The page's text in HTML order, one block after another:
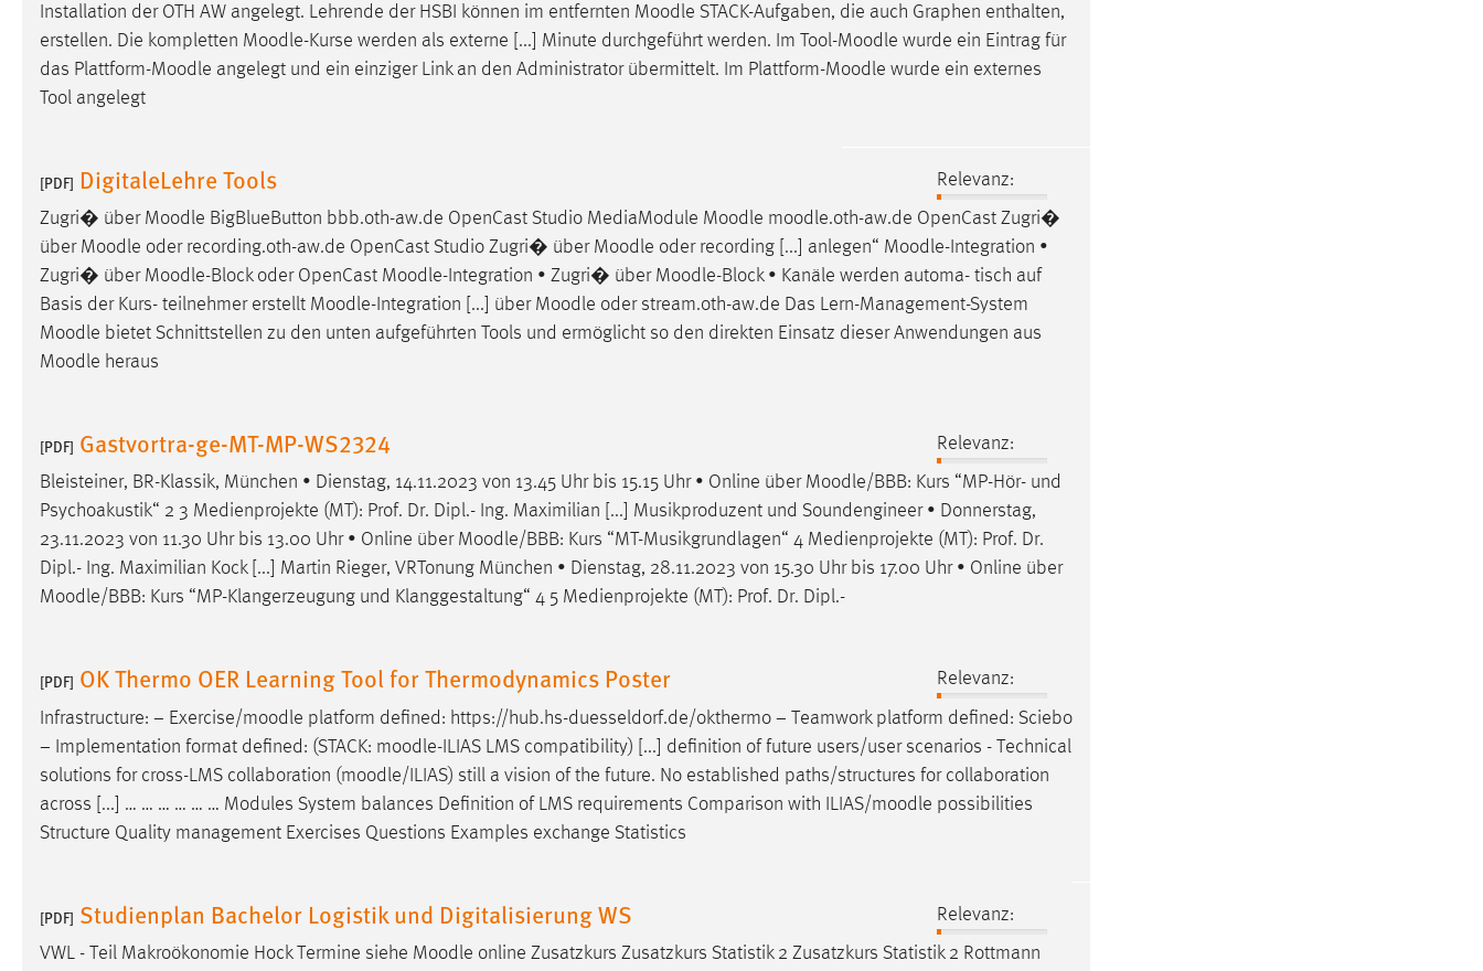
Installation der OTH AW angelegt. Lehrende der HSBI können im entfernten Moodle STACK-Aufgaben, die auch Graphen enthalten,
erstellen. Die kompletten Moodle-Kurse werden als externe [...] Minute durchgeführt werden. Im Tool-Moodle wurde ein Eintrag für
das Plattform-Moodle angelegt und ein einziger Link an den Administrator übermittelt. Im Plattform-Moodle wurde ein externes
Tool angelegt
[PDF] DigitaleLehre Tools
Relevanz:
Zugri� über Moodle BigBlueButton bbb.oth-aw.de OpenCast Studio MediaModule Moodle moodle.oth-aw.de OpenCast Zugri�
über Moodle oder recording.oth-aw.de OpenCast Studio Zugri� über Moodle oder recording [...] anlegen“ Moodle-Integration •
Zugri� über Moodle-Block oder OpenCast Moodle-Integration • Zugri� über Moodle-Block • Kanäle werden automa- tisch auf
Basis der Kurs- teilnehmer erstellt Moodle-Integration [...] über Moodle oder stream.oth-aw.de Das Lern-Management-System
Moodle bietet Schnittstellen zu den unten aufgeführten Tools und ermöglicht so den direkten Einsatz dieser Anwendungen aus
Moodle heraus
[PDF] Gastvortra-ge-MT-MP-WS2324
Relevanz:
Bleisteiner, BR-Klassik, München • Dienstag, 14.11.2023 von 13.45 Uhr bis 15.15 Uhr • Online über Moodle/BBB: Kurs “MP-Hör- und
Psychoakustik“ 2 3 Medienprojekte (MT): Prof. Dr. Dipl.- Ing. Maximilian [...] Musikproduzent und Soundengineer • Donnerstag,
23.11.2023 von 11.30 Uhr bis 13.00 Uhr • Online über Moodle/BBB: Kurs “MT-Musikgrundlagen“ 4 Medienprojekte (MT): Prof. Dr.
Dipl.- Ing. Maximilian Kock [...] Martin Rieger, VRTonung München • Dienstag, 28.11.2023 von 15.30 Uhr bis 17.00 Uhr • Online über
Moodle/BBB: Kurs “MP-Klangerzeugung und Klanggestaltung“ 4 5 Medienprojekte (MT): Prof. Dr. Dipl.-
[PDF] OK Thermo OER Learning Tool for Thermodynamics Poster
Relevanz:
Infrastructure: − Exercise/moodle platform defined: https://hub.hs-duesseldorf.de/okthermo − Teamwork platform defined: Sciebo
− Implementation format defined: (STACK: moodle-ILIAS LMS compatibility) [...] definition of future users/user scenarios - Technical
solutions for cross-LMS collaboration (moodle/ILIAS) still a vision of the future. No established paths/structures for collaboration
across [...] … … … … … … Modules System balances Definition of LMS requirements Comparison with ILIAS/moodle possibilities
Structure Quality management Exercises Questions Examples exchange Statistics
[PDF] Studienplan Bachelor Logistik und Digitalisierung WS
Relevanz:
VWL - Teil Makroökonomie Hock Termine siehe Moodle online Zusatzkurs Zusatzkurs Statistik 2 Zusatzkurs Statistik 2 Rottmann
Name: cookie_consent
ausgewählten Einverständnis-Optionen
Performance
Name: staticfilecache
Zweck:
Für performante Seitenauslieferung wird
in diesem Cookie gespeichert, ob man
eingeloggt ist.
Name: site-language-preference
Zweck:
Das Cookie speichert die gewählte
Sprache der Website.
Cookie Laufzeit: 30 Tage
Name:
mibew_locale, mibew-chat-frame-style-
5e9dbeb1811c0446
Zweck:
Wird benötigt um die Chatfunktion
nutzen zu können.
Cookie Laufzeit:
style-5e9dbeb1811c0446 =
Login